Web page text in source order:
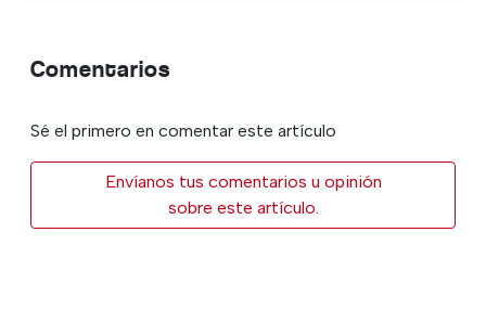
Comentarios
Sé el primero en comentar este artículo
Envíanos tus comentarios u opinión
sobre este artículo.